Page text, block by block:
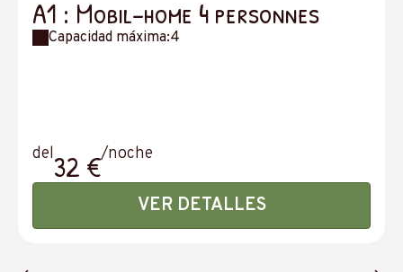
A1 : Mobil-home 4 personnes
Capacidad máxima:4
del32 €/noche
VER DETALLES